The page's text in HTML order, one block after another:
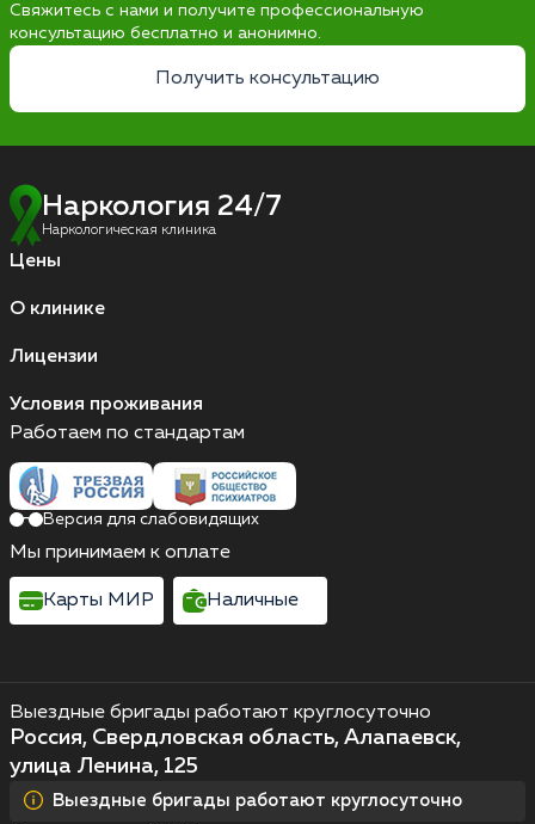
Свяжитесь с нами и получите профессиональную
консультацию бесплатно и анонимно.
Получить консультацию
Наркология 24/7
Наркологическая клиника
Цены
О клинике
Лицензии
Условия проживания
Выездные бригады работают круглосуточно
Россия, Свердловская область, Алапаевск,
улица Ленина, 125
Выездные бригады работают круглосуточно
Работаем по стандартам
Версия для слабовидящих
Мы принимаем к оплате
Карты МИР Наличные